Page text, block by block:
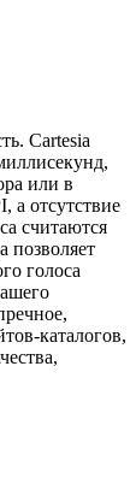
Cartesia
или в
а отсутствие
считаются
позволяет
голоса
каталогов,